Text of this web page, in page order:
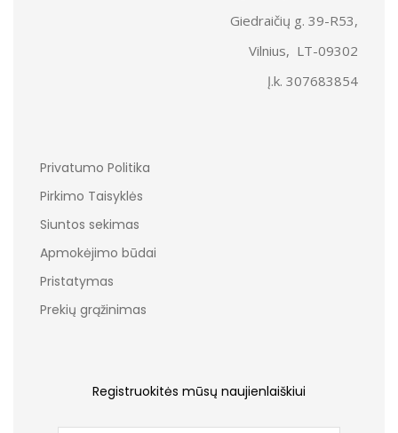
Giedraičių g. 39-R53,
Vilnius, LT-09302
Į.k. 307683854
Privatumo Politika
Pirkimo Taisyklės
Siuntos sekimas
Apmokėjimo būdai
Pristatymas
Prekių grąžinimas
Registruokitės mūsų naujienlaiškiui